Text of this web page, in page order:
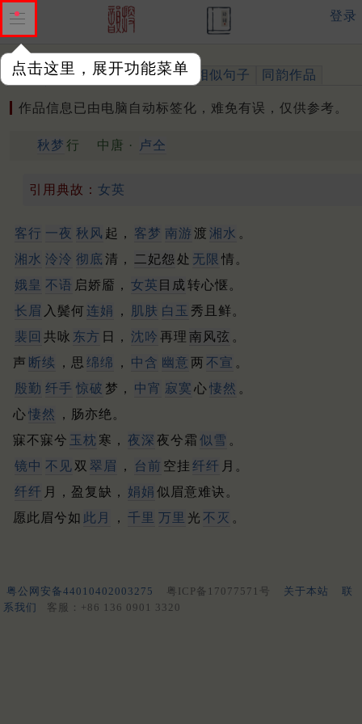
点击这里，展开功能菜单
登录
作品 标注四声 出处、引用 相似句子 同韵作品
作品信息已由电脑自动标签化，难免有误，仅供参考。
秋梦 行 中唐 · 卢仝
引用典故： 女英
客行 一夜 秋风 起， 客梦 南游 渡 湘水 。
湘水 泠泠 彻底 清， 二妃怨处 无限 情。
娥皇 不语 启娇靥， 女英 目成 转心惬。
长眉 入鬓何 连娟 ， 肌肤 白玉 秀且鲜。
裴回 共咏 东方 日， 沈吟 再理 南风弦 。
声 断续 ，思 绵绵 ， 中含 幽意 两 不宣 。
殷勤 纤手 惊破 梦， 中宵 寂寞 心悽然 。
心悽然
，肠亦绝。
寐不寐兮 玉枕 寒， 夜深 夜兮霜 似雪 。
镜中 不见 双 翠眉 ， 台前 空挂 纤纤 月。
纤纤 月，盈复缺， 娟娟 似眉意难诀。
愿此眉兮如 此月 ， 千里 万里 光 不灭 。
粤公网安备44010402003275 粤ICP备17077571号 关于本站
联
系我们
客服：+86 136 0901 3320